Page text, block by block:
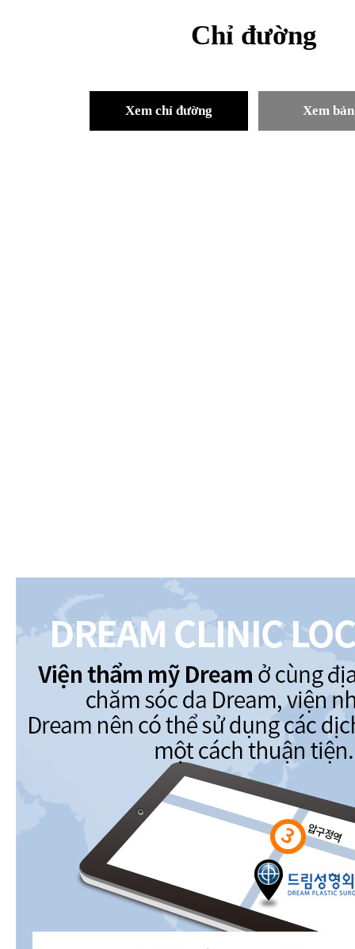
Chỉ đường
Xem chỉ đường Xem